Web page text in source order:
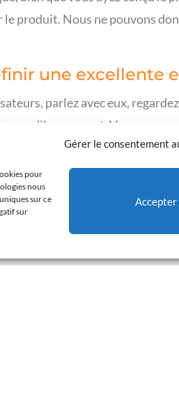
Gérer le consentement
pour
nous
sur ce
sur
Accepter
produit. Nous ne pouvons
une excellente
parlez avec eux,
qu’ils prennent. Vous
observez et questionnez.